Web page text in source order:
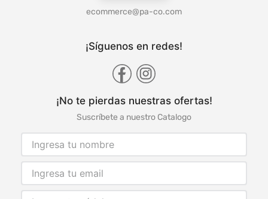
ecommerce@pa-co.com
¡Síguenos en redes!
¡No te pierdas nuestras ofertas!
Suscríbete a nuestro Catalogo